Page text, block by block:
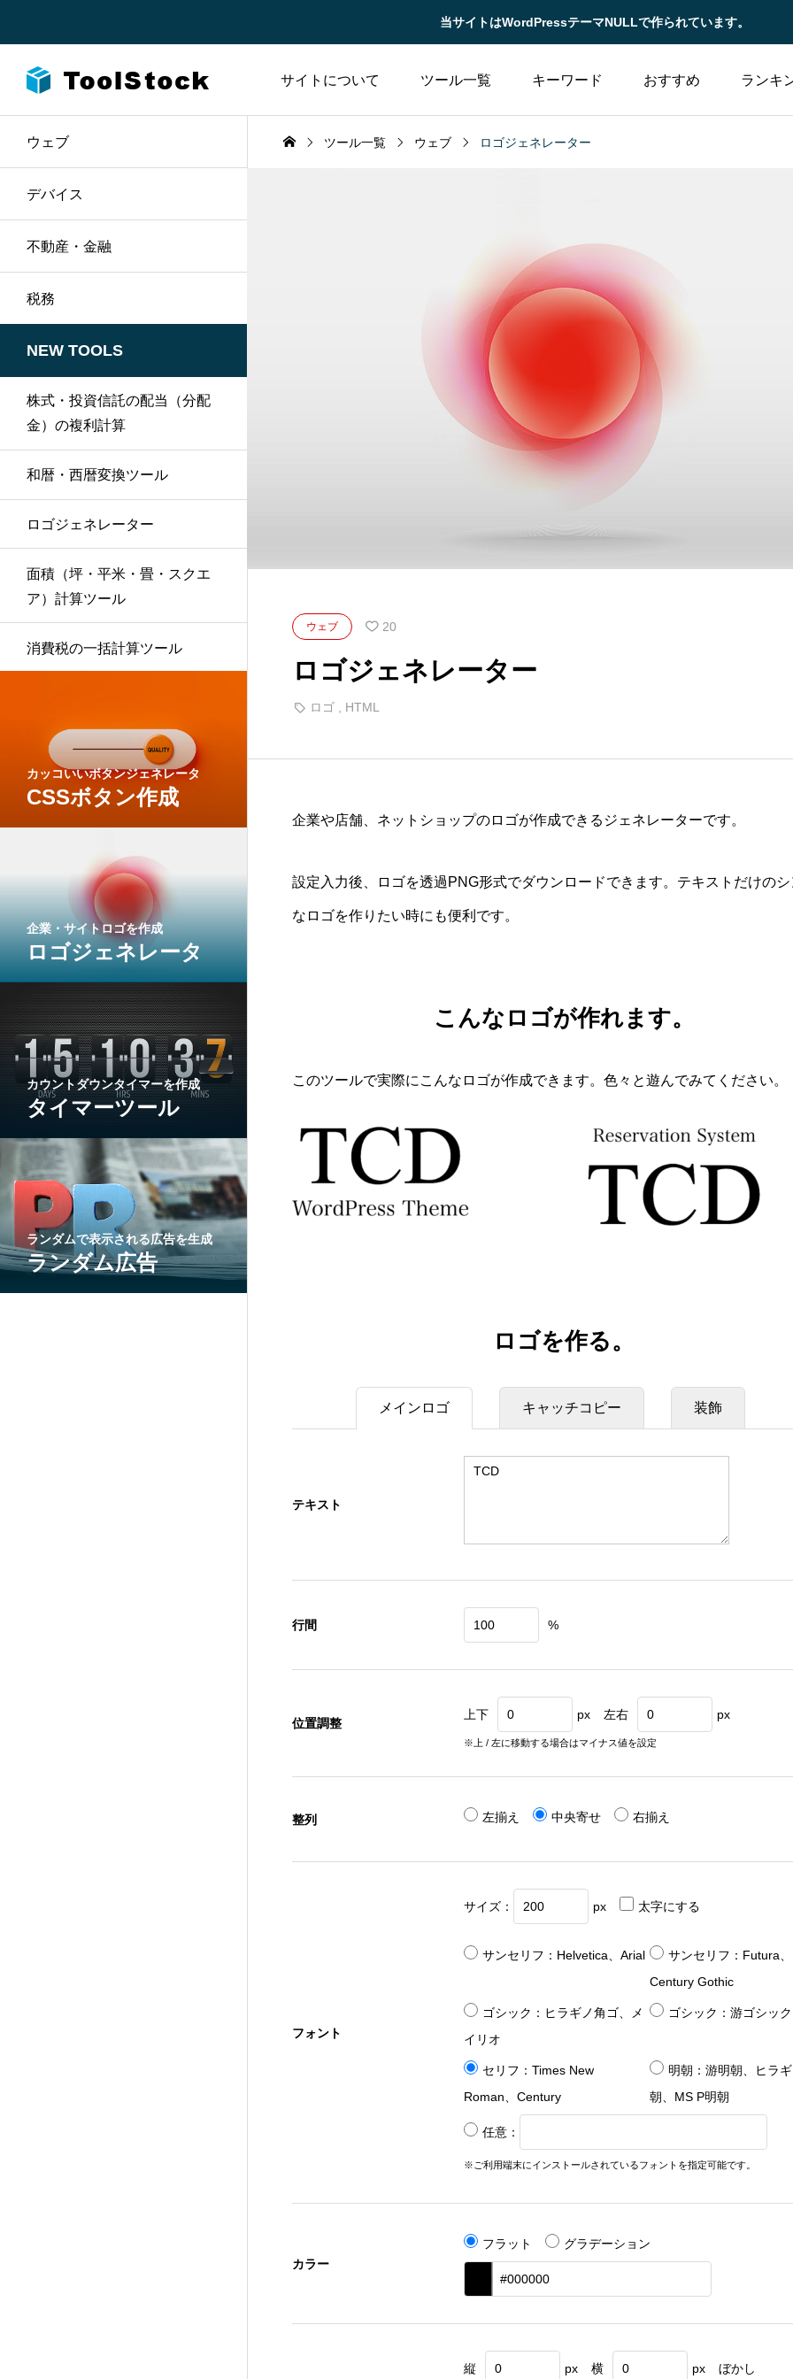
当サイトはWordPressテーマNULLで作られています。
サイトについて ツール一覧 キーワード おすすめ ランキ
HTML
JavaScript
消費税の一括計算ツー
ル
2023.08.20
ウェブ
デバイス
不動産・金融
税務
NEW TOOLS
株式・投資信託の配当（分配
金）の複利計算
和暦・西暦変換ツール
ロゴジェネレーター
面積（坪・平米・畳・スクエ
ア）計算ツール
消費税の一括計算ツール
カッコいいボタンジェネレータ
CSSボタン作成
企業・サイトロゴを作成
ロゴジェネレータ
カウントダウンタイマーを作成
タイマーツール
ランダムで表示される広告を生成
ランダム広告
収益不動産の利回り計算ツール
ツール一覧 ウェブ ロゴジェネレーター
ウェブ 20
ロゴジェネレーター
ロゴ HTML
企業や店舗、ネットショップのロゴが作成できるジェネレーターです。
設定入力後、ロゴを透過PNG形式でダウンロードできます。テキストだけの
なロゴを作りたい時にも便利です。
こんなロゴが作れます。
このツールで実際にこんなロゴが作成できます。色々と遊んでみてください。
ロゴを作る。
メインロゴ キャッチコピー 装飾
テキスト
行間 %
位置調整
上下 px 左右 px
※上 / 左に移動する場合はマイナス値を設定
整列 左揃え 中央寄せ 右揃え
フォント
サイズ： px 太字にする
サンセリフ：Helvetica、Arial
サンセリフ：Futura、
Century Gothic
ゴシック：ヒラギノ角ゴ、メ
イリオ
ゴシック：游ゴシック
セリフ：Times New
Roman、Century
明朝：游明朝、ヒラ
朝、MS P明朝
任意：
※ご利用端末にインストールされているフォントを指定可能です。
カラー
フラット グラデーション
縦 px 横 px ぼかし